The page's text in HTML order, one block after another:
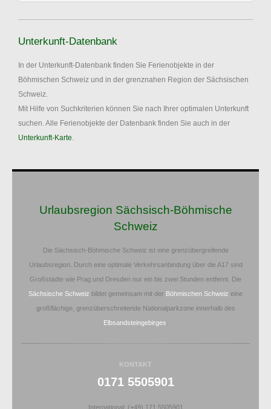
Unterkunft-Datenbank
In der Unterkunft-Datenbank finden Sie Ferienobjekte in der
Böhmischen Schweiz und in der grenznahen Region der Sächsischen
Schweiz.
Mit Hilfe von Suchkriterien können Sie nach Ihrer optimalen Unterkunft
suchen. Alle Ferienobjekte der Datenbank finden Sie auch in der
Unterkunft-Karte.
Urlaubsregion Sächsisch-Böhmische
Schweiz
Die Sächsisch-Böhmische Schweiz ist eine grenzübergreifende
Urlaubsregion. Durch eine optimale Verkehrsanbindung über die A17 sind
Großstädte wie Prag und Dresden nur ein bis zwei Stunden entfernt. Die
Sächsische Schweiz bildet gemeinsam mit der Böhmischen Schweiz eine
großflächige, grenzüberschreitende Nationalparkzone innerhalb des
Elbsandsteingebirges
KONTAKT
0171 5505901
International: (+49) 171 5505901